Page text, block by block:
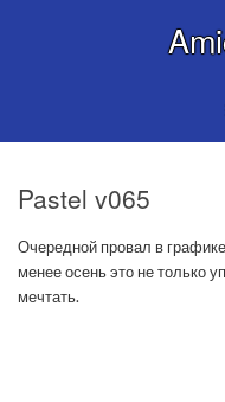
Pastel v065
Очередной провал в
менее осень это не только
мечтать.